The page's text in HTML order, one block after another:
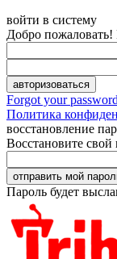
войти в систему
Добро
Forgot your
Политика
восстановление
Восстановите свой
Пароль будет